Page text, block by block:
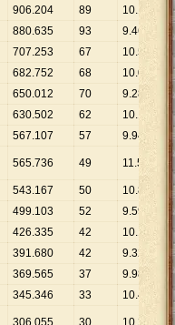
906.204 89 10. 182
880.635 93 9.469
707.253 67 10.556
682.752 68 10.040
650.012 70 9.286
630.502 62 10. 169
567.107 57 9.949
565.736 49 11.546
543.167 50 10.863
499.103 52 9.598
426.335 42 10.151
391.680 42 9.326
369.565 37 9.988
345.346 33 10.465